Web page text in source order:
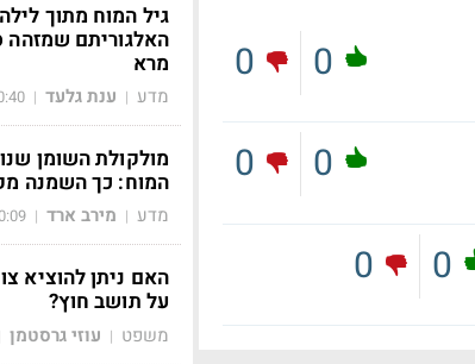
0
0
0
0
0
0
גיל המוח מתוך
האלגוריתם שמזהה
מרא
מדע | ענת גלעד |
מולקולת השומן
המוח: כך השמנה
מדע | מירב ארד |
האם ניתן להוציא
על תושב חוץ?
משפט | עוזי גרסטמן